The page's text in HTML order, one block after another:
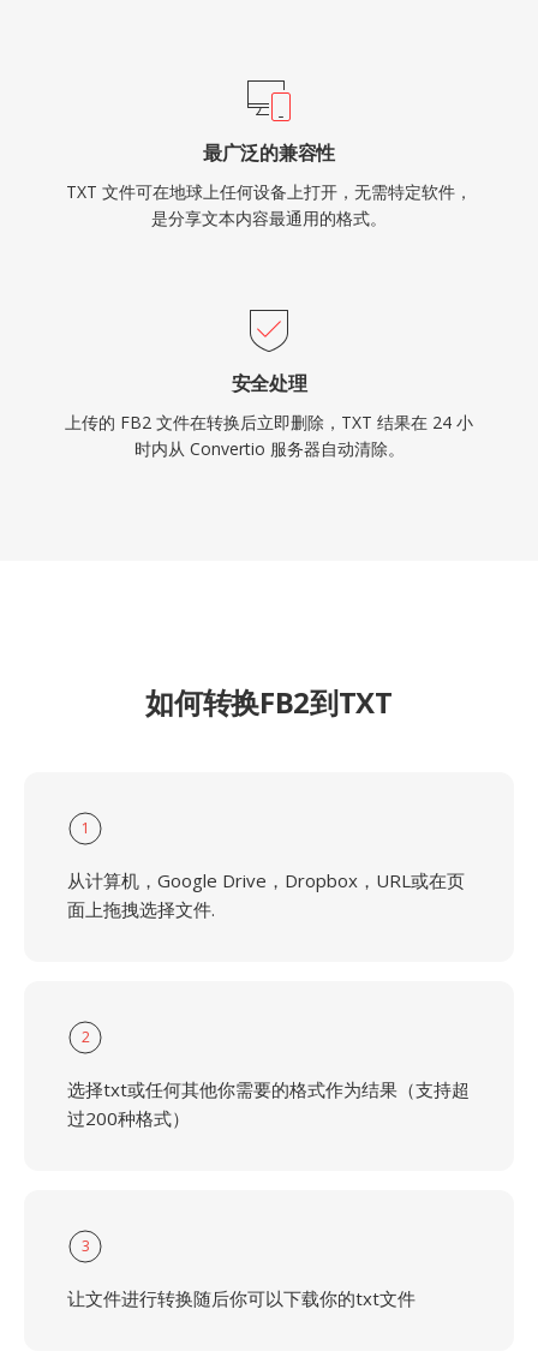
最广泛的兼容性
TXT 文件可在地球上任何设备上打开，无需特定软件，
是分享文本内容最通用的格式。
安全处理
上传的 FB2 文件在转换后立即删除，TXT 结果在 24 小
时内从 Convertio 服务器自动清除。
如何转换FB2到TXT
1
从计算机，Google Drive，Dropbox，URL或在页
面上拖拽选择文件.
2
选择txt或任何其他你需要的格式作为结果（支持超
过200种格式）
3
让文件进行转换随后你可以下载你的txt文件